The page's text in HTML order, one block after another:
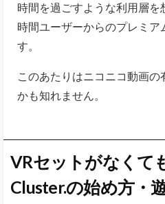
時間を過ごすような利用層
時間ユーザーからのプレミ
す。
このあたりはニコニコ動画
かも知れません。
VRセットがなくて
Cluster.の始め方・